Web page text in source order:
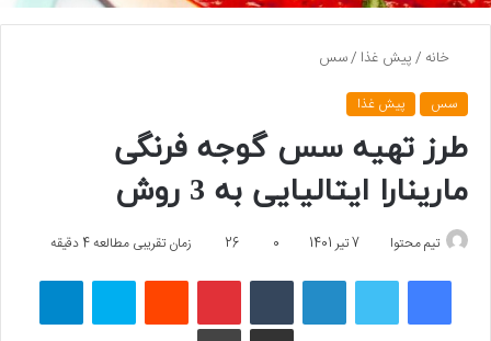
خانه /پیش غذا /سس
سس پیش غذا
طرز تهیه سس گوجه‌ فرنگی
مارینارا ایتالیایی به 3 روش
تیم محتوا 7 تیر 1401 0
26 زمان تقریبی مطالعه 4 دقیقه
فیسبوک توییتر لینکداین تامبلر پینتریستReddit اسکایپ تلگرام
اشتراک گذاری با ایمیل
چاپ